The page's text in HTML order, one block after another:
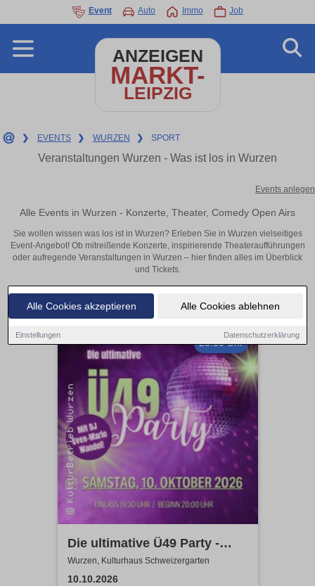
Alle Cookies akzeptieren Alle Cookies ablehnen
Einstellungen Datenschutzerklärung
Event Auto Immo Job
ANZEIGEN
MARKT-
LEIPZIG
❯ EVENTS ❯ WURZEN ❯ SPORT
Veranstaltungen Wurzen - Was ist los in Wurzen
Events anlegen
Alle Events in Wurzen - Konzerte, Theater, Comedy Open Airs
Sie wollen wissen was los ist in Wurzen? Erleben Sie in Wurzen vielseitiges
Event-Angebot! Ob mitreißende Konzerte, inspirierende Theateraufführungen
oder aufregende Veranstaltungen in Wurzen – hier finden alles im Überblick
und Tickets.
20:00 Uhr
Die ultimative Ü49 Party -
Kulturhaus Schweizergarten
Wurzen, Kulturhaus Schweizergarten
10.10.2026